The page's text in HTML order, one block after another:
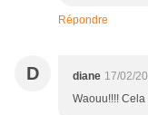
Répondre
D diane 17/02/
Waouu!!!!